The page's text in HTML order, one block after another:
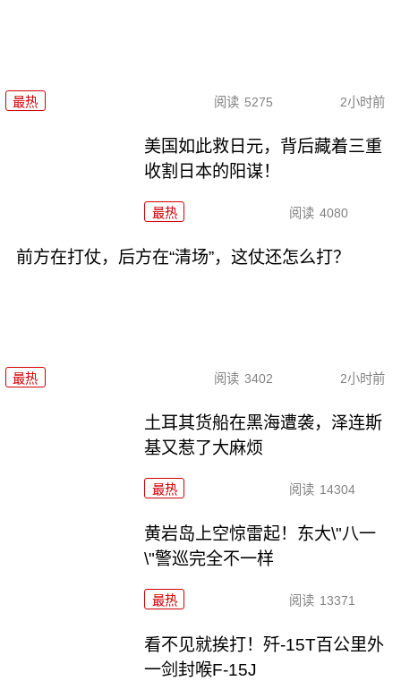
最热 阅读 5275 2小时前
美国如此救日元，背后藏着三重
收割日本的阳谋！
最热 阅读 4080
前方在打仗，后方在“清场”，这仗还怎么打？
最热 阅读 3402 2小时前
土耳其货船在黑海遭袭，泽连斯
基又惹了大麻烦
最热 阅读 14304
黄岩岛上空惊雷起！东大\"八一
\"警巡完全不一样
最热 阅读 13371
看不见就挨打！歼-15T百公里外
一剑封喉F-15J